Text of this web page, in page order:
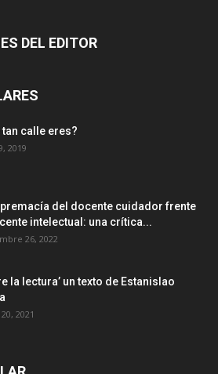
DEL EDITOR
tan calle eres?
2019
del docente cuidador frente
intelectual: una crítica...
26, 2022
la lectura’ un texto de Estanislao
2021